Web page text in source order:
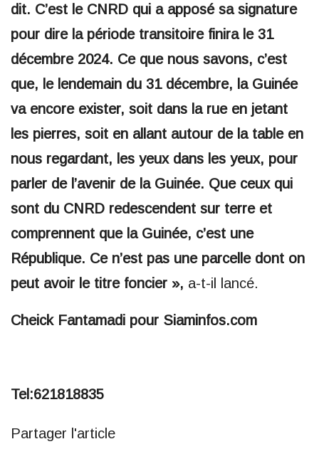
dit. C’est le CNRD qui a apposé sa signature
pour dire la période transitoire finira le 31
décembre 2024. Ce que nous savons, c’est
que, le lendemain du 31 décembre, la Guinée
va encore exister, soit dans la rue en jetant
les pierres, soit en allant autour de la table en
nous regardant, les yeux dans les yeux, pour
parler de l’avenir de la Guinée. Que ceux qui
sont du CNRD redescendent sur terre et
comprennent que la Guinée, c’est une
République. Ce n’est pas une parcelle dont on
peut avoir le titre foncier », a-t-il lancé.
Cheick Fantamadi pour Siaminfos.com
Tel:621818835
Partager l'article